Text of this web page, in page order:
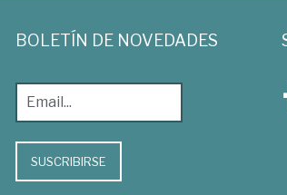
BOLETÍN DE NOVEDADES
SUSCRIBIRSE